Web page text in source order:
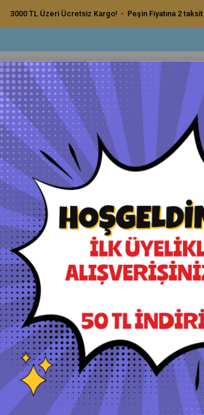
3000 TL Üzeri Ücretsiz Kargo! - Peşin Fiyatına 2
İç Bakım Ürünleri Dış Bakım Ürünleri Uygulama
Yoğun Kir Sökücü Köpük - Snow Combo 2 - 1000ml
›
Valet Pro
Orijinal Ürün - Yetkili
₺700,00
Daha Fazla Yıkama